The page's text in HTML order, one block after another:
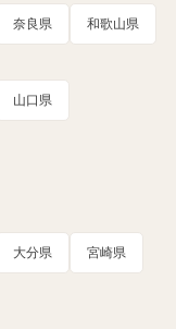
奈良県 和歌山県
山口県
大分県 宮崎県